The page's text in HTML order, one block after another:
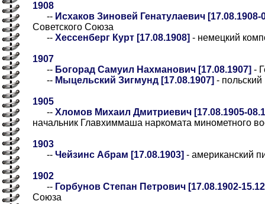
1908
-- Исхаков Зиновей Генатулаевич [17.08.1908-
Советского Союза
-- Хессенберг Курт [17.08.1908] - немецкий
1907
-- Богорад Самуил Нахманович [17.08.1907] -
-- Мыцельский Зигмунд [17.08.1907] - польский
1905
-- Хломов Михаил Дмитриевич [17.08.1905-
начальник Главхиммаша наркомата минометного
1903
-- Чейзинс Абрам [17.08.1903] - американский
1902
-- Горбунов Степан Петрович [17.08.1902-
Союза